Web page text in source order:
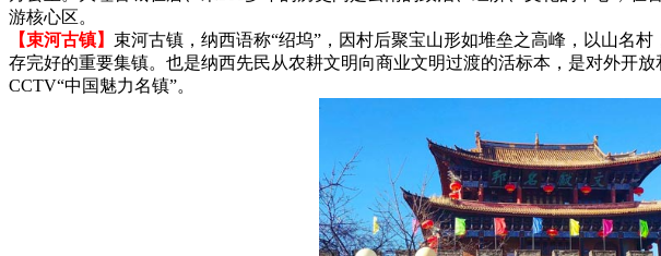
游核心区。
【束河古镇】 束河古镇，纳西语称“绍坞”，因村后聚宝山形如堆垒之高峰，以山名
存完好的重要集镇。也是纳西先民从农耕文明向商业文明过渡的活标本，是对外开
CCTV“中国魅力名镇”。